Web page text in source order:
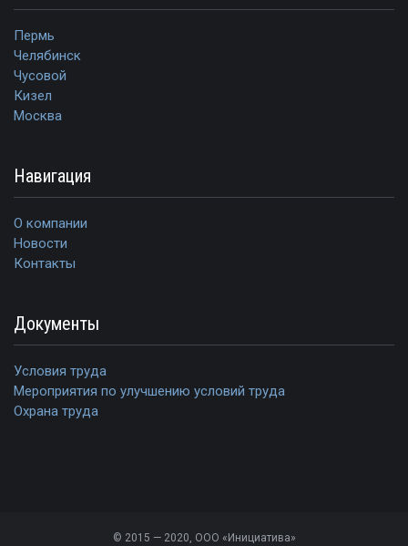
Пермь
Челябинск
Чусовой
Кизел
Москва
Навигация
О компании
Новости
Контакты
Документы
Условия труда
Мероприятия по улучшению условий труда
Охрана труда
© 2015 — 2020, ООО «Инициатива»